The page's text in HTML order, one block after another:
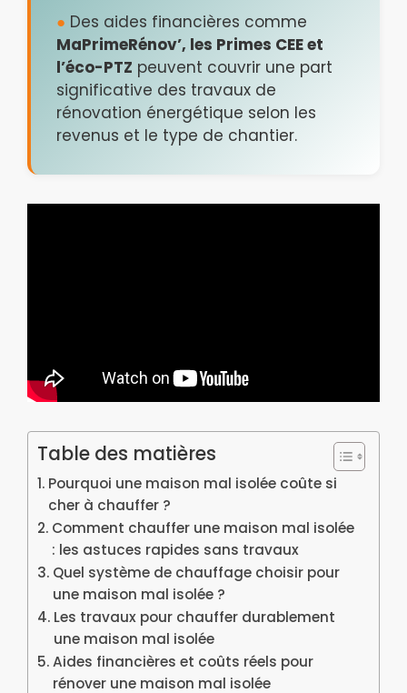
● Des aides financières comme
MaPrimeRénov’, les Primes CEE et
l’éco-PTZ peuvent couvrir une part
significative des travaux de
rénovation énergétique selon les
revenus et le type de chantier.
Table des matières
Pourquoi une maison mal isolée coûte si
cher à chauffer ?
Comment chauffer une maison mal isolée
: les astuces rapides sans travaux
Quel système de chauffage choisir pour
une maison mal isolée ?
Les travaux pour chauffer durablement
une maison mal isolée
Aides financières et coûts réels pour
rénover une maison mal isolée